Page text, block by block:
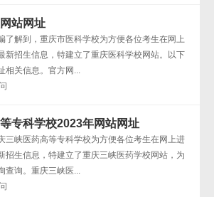
站网址
了解到，重庆市医科学校为方便各位考生在网上
新招生信息，特建立了重庆医科学校网站。以下
相关信息。官方网...
专科学校2023年网站网址
三峡医药高等专科学校为方便各位考生在网上进
招生信息，特建立了重庆三峡医药学校网站，为
查询。重庆三峡医...